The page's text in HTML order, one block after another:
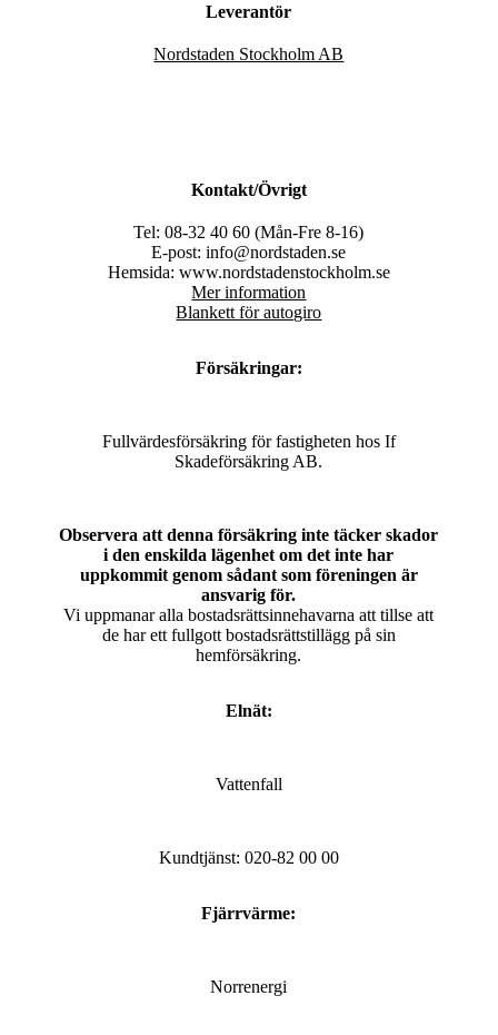
Leverantör
Nordstaden Stockholm AB
Kontakt/Övrigt
Tel: 08-32 40 60 (Mån-Fre 8-16)
E-post: info@nordstaden.se
Hemsida: www.nordstadenstockholm.se
Mer information
Blankett för autogiro
Försäkringar:
Fullvärdesförsäkring för fastigheten hos If
Skadeförsäkring AB.
Observera att denna försäkring inte täcker skador
i den enskilda lägenhet om det inte har
uppkommit genom sådant som föreningen är
ansvarig för.
Vi uppmanar alla bostadsrättsinnehavarna att tillse att
de har ett fullgott bostadsrättstillägg på sin
hemförsäkring.
Elnät:
Vattenfall
Kundtjänst: 020-82 00 00
Fjärrvärme:
Norrenergi